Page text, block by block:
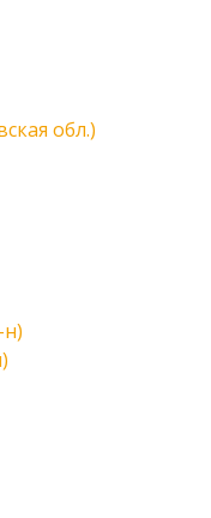
обл.)